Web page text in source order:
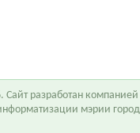
разработан компанией
мэрии